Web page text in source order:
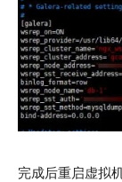
完成后重启虚拟